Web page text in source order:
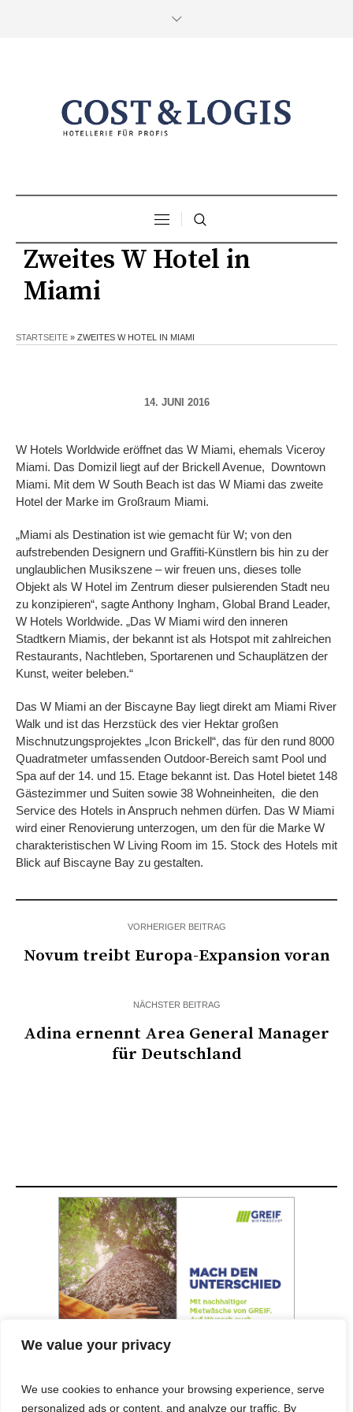
We value your privacy
We use cookies to enhance your browsing experience, serve
personalized ads or content, and analyze our traffic. By
Zweites W Hotel in
Miami
STARTSEITE » ZWEITES W HOTEL IN MIAMI
14. JUNI 2016
W Hotels Worldwide eröffnet das W Miami, ehemals Viceroy
Miami. Das Domizil liegt auf der Brickell Avenue, Downtown
Miami. Mit dem W South Beach ist das W Miami das zweite
Hotel der Marke im Großraum Miami.
„Miami als Destination ist wie gemacht für W; von den
aufstrebenden Designern und Graffiti-Künstlern bis hin zu der
unglaublichen Musikszene – wir freuen uns, dieses tolle
Objekt als W Hotel im Zentrum dieser pulsierenden Stadt neu
zu konzipieren“, sagte Anthony Ingham, Global Brand Leader,
W Hotels Worldwide. „Das W Miami wird den inneren
Stadtkern Miamis, der bekannt ist als Hotspot mit zahlreichen
Restaurants, Nachtleben, Sportarenen und Schauplätzen der
Kunst, weiter beleben.“
Das W Miami an der Biscayne Bay liegt direkt am Miami River
Walk und ist das Herzstück des vier Hektar großen
Mischnutzungsprojektes „Icon Brickell“, das für den rund 8000
Quadratmeter umfassenden Outdoor-Bereich samt Pool und
Spa auf der 14. und 15. Etage bekannt ist. Das Hotel bietet 148
Gästezimmer und Suiten sowie 38 Wohneinheiten, die den
Service des Hotels in Anspruch nehmen dürfen. Das W Miami
wird einer Renovierung unterzogen, um den für die Marke W
charakteristischen W Living Room im 15. Stock des Hotels mit
Blick auf Biscayne Bay zu gestalten.
VORHERIGER BEITRAG
Novum treibt Europa-Expansion voran
NÄCHSTER BEITRAG
Adina ernennt Area General Manager
für Deutschland